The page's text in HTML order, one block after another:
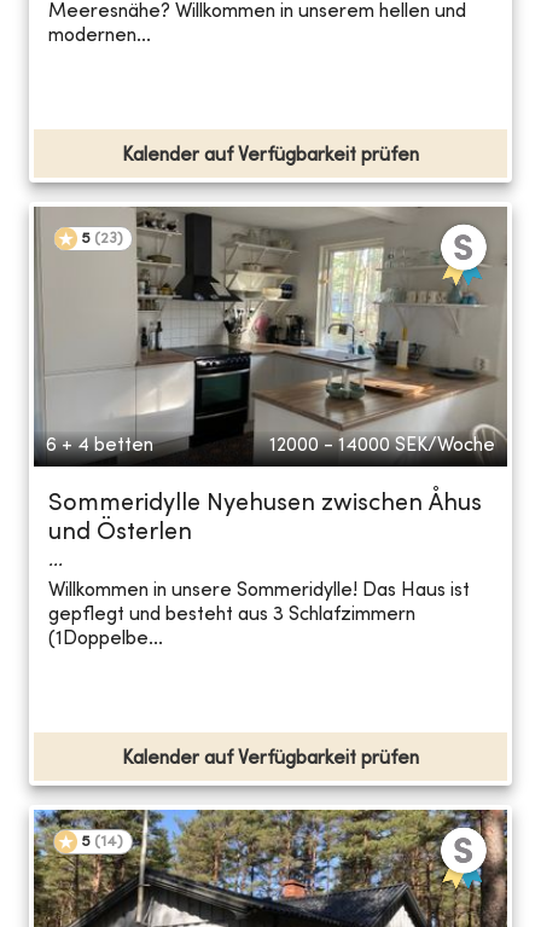
Meeresnähe? Willkommen in unserem hellen und
modernen...
Kalender auf Verfügbarkeit prüfen
5 (23)
6 + 4 betten 12000 - 14000 SEK/Woche
Sommeridylle Nyehusen zwischen Åhus
und Österlen
...
Willkommen in unsere Sommeridylle! Das Haus ist
gepflegt und besteht aus 3 Schlafzimmern
(1Doppelbe...
Kalender auf Verfügbarkeit prüfen
5 (14)